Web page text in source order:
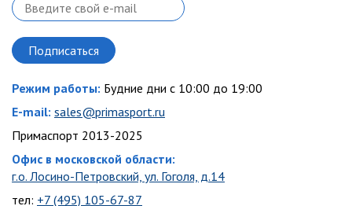
Режим работы: Будние дни с 10:00 до 19:00
E-mail: sales@primasport.ru
Примаспорт 2013-2025
Офис в московской области:
г.о. Лосино-Петровский, ул. Гоголя, д.14
тел: +7 (495) 105-67-87